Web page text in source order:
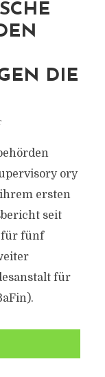
DIE K
ory
ersten
seit
für fünf
für